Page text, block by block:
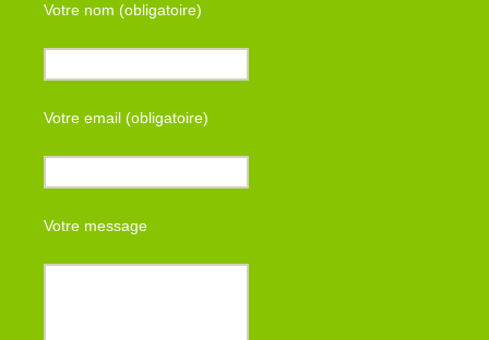
Votre nom (obligatoire)
Votre email (obligatoire)
Votre message